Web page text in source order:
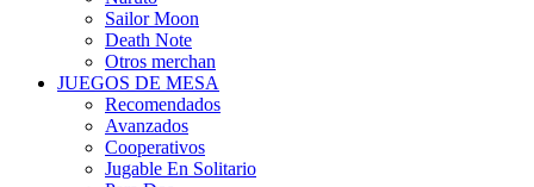
Sailor Moon
Death Note
Otros merchan
JUEGOS DE MESA
Recomendados
Avanzados
Cooperativos
Jugable En Solitario